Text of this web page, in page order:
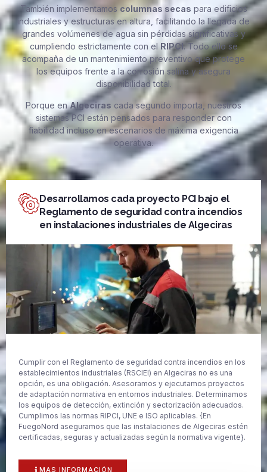
También implementamos columnas secas para edificios
industriales y estructuras en altura, facilitando la llegada de
grandes volúmenes de agua sin pérdidas significativas y
cumpliendo estrictamente con el RIPCI. Todo ello se
acompaña de un mantenimiento preventivo que protege
los equipos frente a la corrosión salina y asegura
disponibilidad total.
Porque enAlgeciras cada segundo importa, nuestros
sistemas PCI están pensados para responder con
fiabilidad incluso en escenarios de máxima exigencia
operativa.
Desarrollamos cada proyecto PCI bajo el
Reglamento de seguridad contra incendios
en instalaciones industriales de Algeciras
Cumplir con el Reglamento de seguridad contra incendios en los
establecimientos industriales (RSCIEI) en Algeciras no es una
opción, es una obligación. Asesoramos y ejecutamos proyectos
de adaptación normativa en entornos industriales. Determinamos
los equipos de detección, extinción y sectorización adecuados.
Cumplimos las normas RIPCI, UNE e ISO aplicables. {En
FuegoNord aseguramos que las instalaciones de Algeciras estén
certificadas, seguras y actualizadas según la normativa vigente}.
MAS INFORMACIÓN